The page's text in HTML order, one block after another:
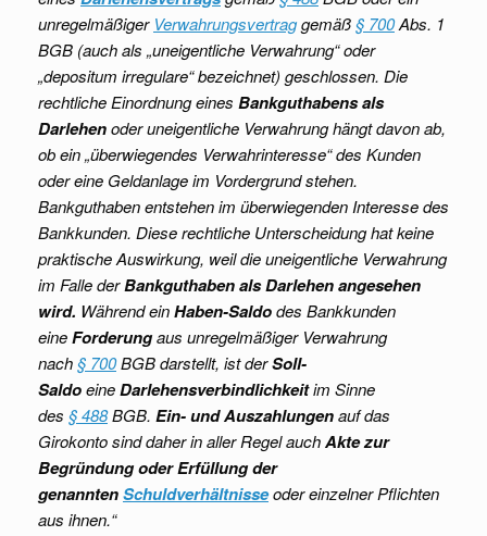
unregelmäßiger Verwahrungsvertraggemäß§ 700Abs. 1
BGB (auch als „uneigentliche Verwahrung“ oder
„depositum irregulare“ bezeichnet) geschlossen. Die
rechtliche Einordnung eines Bankguthabens als
Darlehenoder uneigentliche Verwahrung hängt davon ab,
ob ein „überwiegendes Verwahrinteresse“ des Kunden
oder eine Geldanlage im Vordergrund stehen.
Bankguthaben entstehen im überwiegenden Interesse des
Bankkunden. Diese rechtliche Unterscheidung hat keine
praktische Auswirkung, weil die uneigentliche Verwahrung
im Falle derBankguthaben als Darlehen angesehen
wird. Während einHaben-Saldodes Bankkunden
eineForderungaus unregelmäßiger Verwahrung
nach§ 700BGB darstellt, ist derSoll-
SaldoeineDarlehensverbindlichkeitim Sinne
des § 488BGB. Ein- und Auszahlungenauf das
Girokonto sind daher in aller Regel auchAkte zur
Begründung oder Erfüllung der
genanntenSchuldverhältnisseoder einzelner Pflichten
aus ihnen.“